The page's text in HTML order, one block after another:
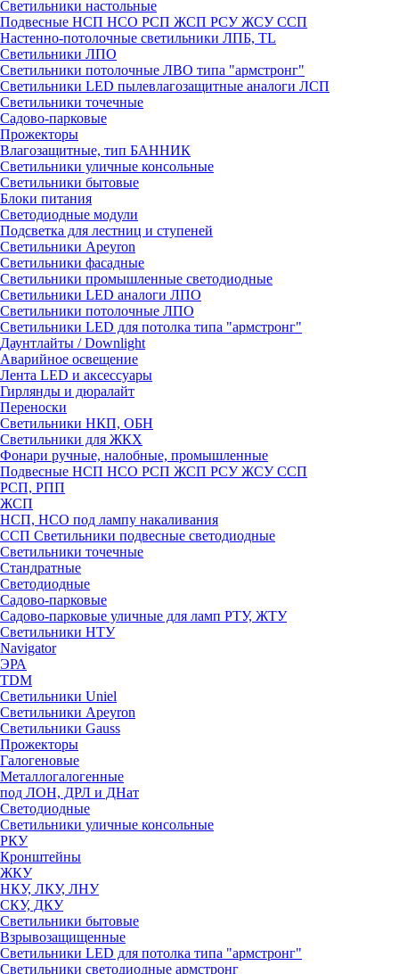
Светильники настольные
Подвесные НСП НСО РСП ЖСП РСУ ЖСУ ССП
Настенно-потолочные светильники ЛПБ, TL
Светильники ЛПО
Светильники потолочные ЛВО типа "армстронг"
Светильники LED пылевлагозащитные аналоги ЛСП
Светильники точечные
Садово-парковые
Прожекторы
Влагозащитные, тип БАННИК
Светильники уличные консольные
Светильники бытовые
Блоки питания
Светодиодные модули
Подсветка для лестниц и ступеней
Светильники Apeyron
Светильники фасадные
Светильники промышленные светодиодные
Светильники LED аналоги ЛПО
Светильники потолочные ЛПО
Светильники LED для потолка типа "армстронг"
Даунтлайты / Downlight
Аварийное освещение
Лента LED и аксессуары
Гирлянды и дюралайт
Переноски
Светильники НКП, ОБН
Светильники для ЖКХ
Фонари ручные, налобные, промышленные
Подвесные НСП НСО РСП ЖСП РСУ ЖСУ ССП
РСП, РПП
ЖСП
НСП, НСО под лампу накаливания
ССП Светильники подвесные светодиодные
Светильники точечные
Стандратные
Светодиодные
Садово-парковые
Садово-парковые уличные для ламп РТУ, ЖТУ
Светильники НТУ
Navigator
ЭРА
TDM
Светильники Uniel
Светильники Apeyron
Светильники Gauss
Прожекторы
Галогеновые
Металлогалогенные
под ЛОН, ДРЛ и ДНат
Светодиодные
Светильники уличные консольные
РКУ
Кронштейны
ЖКУ
НКУ, ЛКУ, ЛНУ
СКУ, ДКУ
Светильники бытовые
Взрывозащищенные
Светильники LED для потолка типа "армстронг"
Светильники светодиодные армстронг